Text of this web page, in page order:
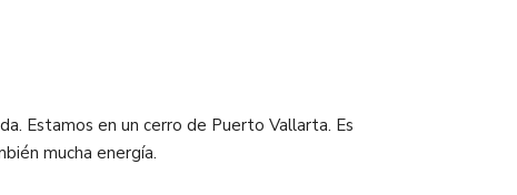
Estamos en un cerro de Puerto Vallarta. Es
mucha energía.